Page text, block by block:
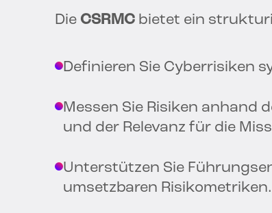
Die CSRMC bietet ein
Definieren Sie Cyberrisiken
Messen Sie Risiken anhand
und der Relevanz für die
Unterstützen Sie
umsetzbaren Risikometriken.